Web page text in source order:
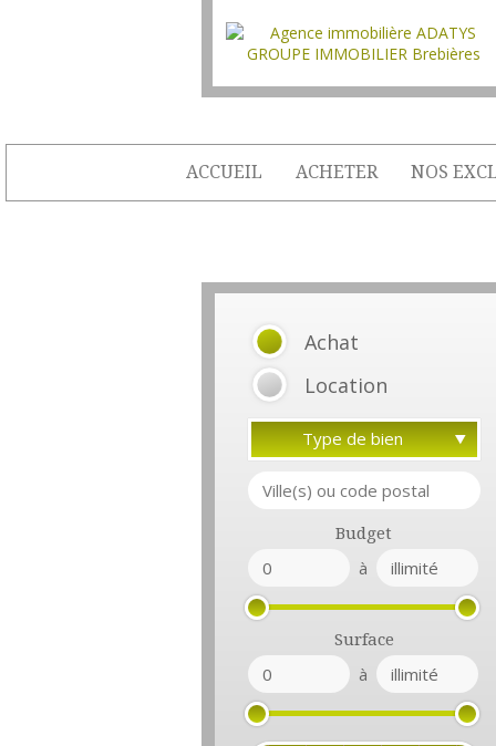
ACCUEIL ACHETER NOS
Achat
Location
Type de bien
Budget
à
Surface
à